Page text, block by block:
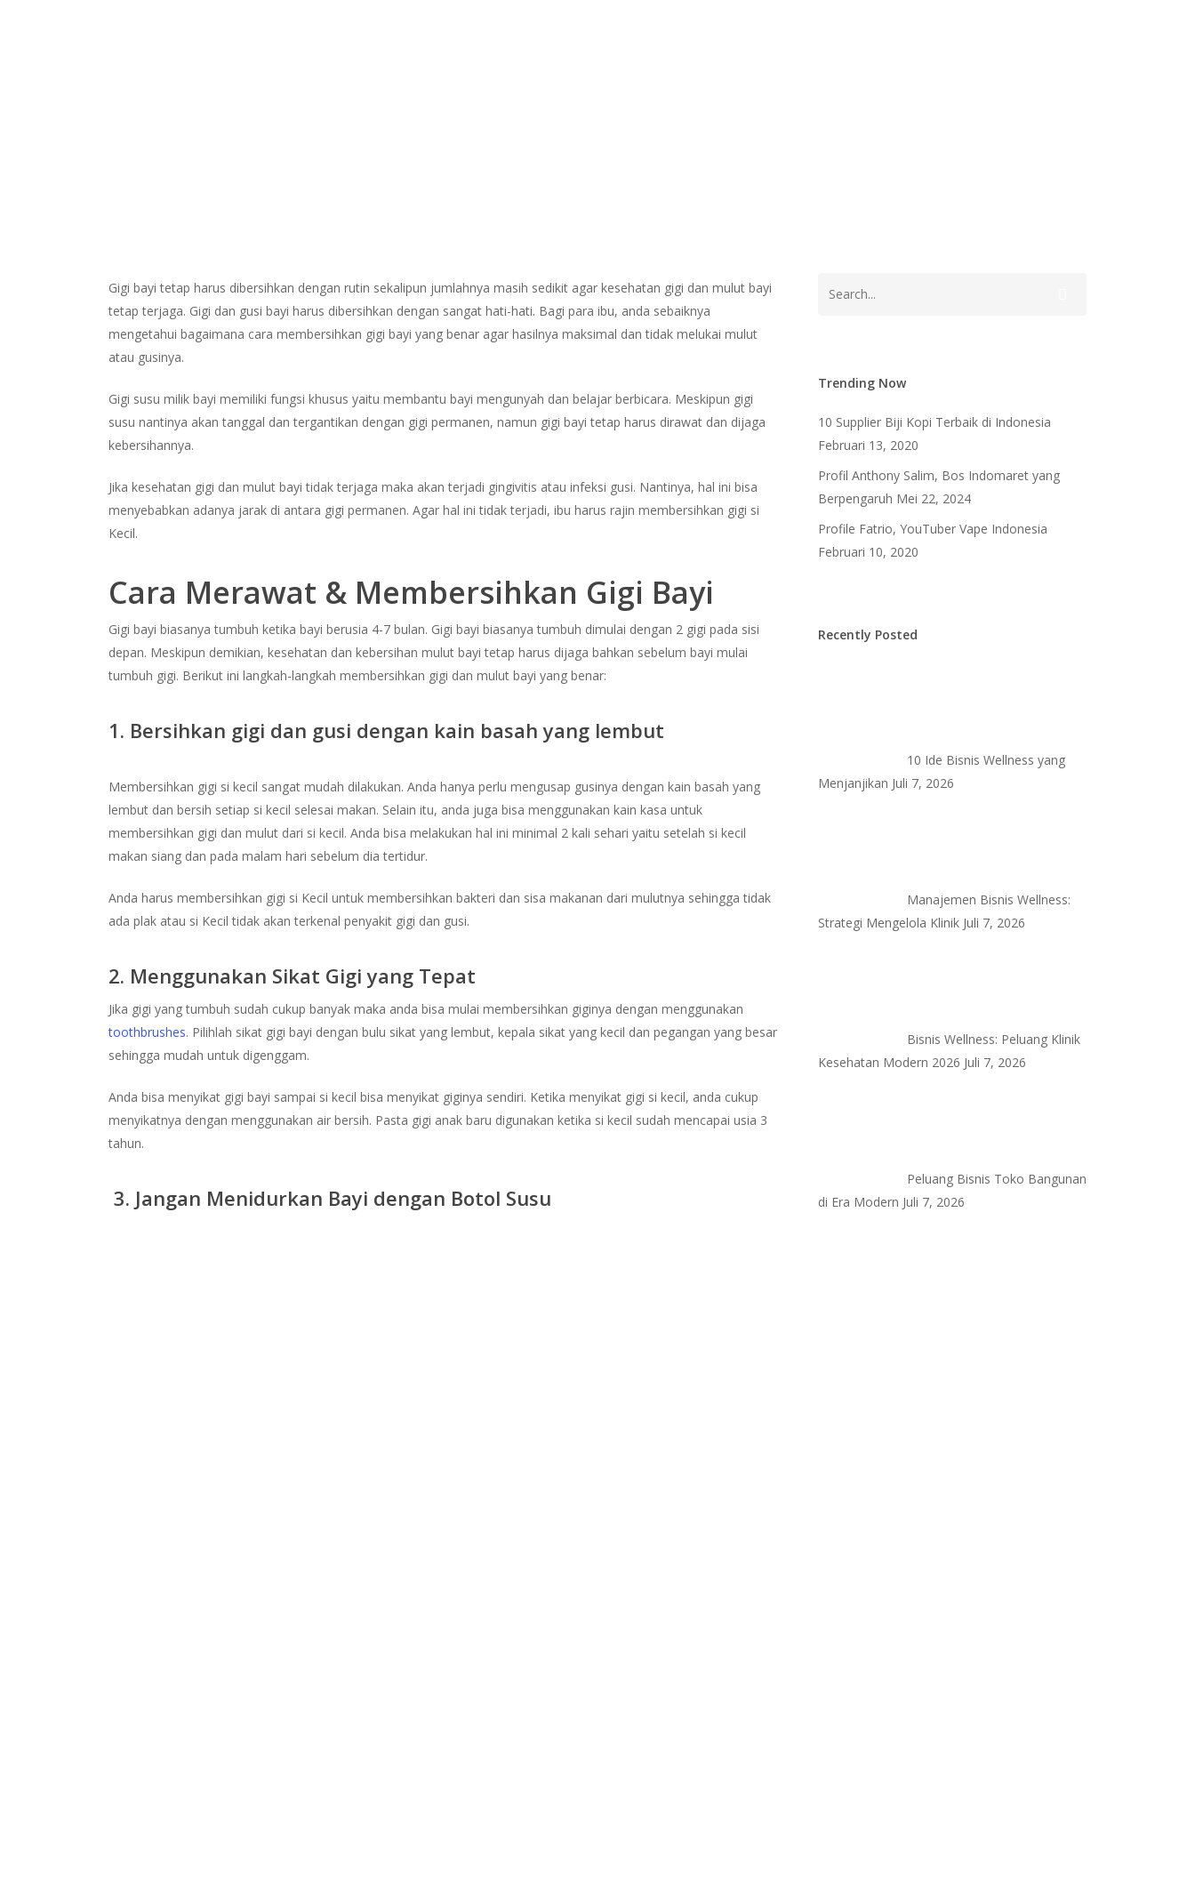
Gigi bayi tetap harus dibersihkan dengan rutin sekalipun jumlahnya masih sedikit agar kesehatan gigi dan mulut bayi
tetap terjaga. Gigi dan gusi bayi harus dibersihkan dengan sangat hati-hati. Bagi para ibu, anda sebaiknya
mengetahui bagaimana cara membersihkan gigi bayi yang benar agar hasilnya maksimal dan tidak melukai mulut
atau gusinya.
Gigi susu milik bayi memiliki fungsi khusus yaitu membantu bayi mengunyah dan belajar berbicara. Meskipun gigi
susu nantinya akan tanggal dan tergantikan dengan gigi permanen, namun gigi bayi tetap harus dirawat dan dijaga
kebersihannya.
Jika kesehatan gigi dan mulut bayi tidak terjaga maka akan terjadi gingivitis atau infeksi gusi. Nantinya, hal ini bisa
menyebabkan adanya jarak di antara gigi permanen. Agar hal ini tidak terjadi, ibu harus rajin membersihkan gigi si
Kecil.
Cara Merawat & Membersihkan Gigi Bayi
Gigi bayi biasanya tumbuh ketika bayi berusia 4-7 bulan. Gigi bayi biasanya tumbuh dimulai dengan 2 gigi pada sisi
depan. Meskipun demikian, kesehatan dan kebersihan mulut bayi tetap harus dijaga bahkan sebelum bayi mulai
tumbuh gigi. Berikut ini langkah-langkah membersihkan gigi dan mulut bayi yang benar:
1. Bersihkan gigi dan gusi dengan kain basah yang lembut
Membersihkan gigi si kecil sangat mudah dilakukan. Anda hanya perlu mengusap gusinya dengan kain basah yang
lembut dan bersih setiap si kecil selesai makan. Selain itu, anda juga bisa menggunakan kain kasa untuk
membersihkan gigi dan mulut dari si kecil. Anda bisa melakukan hal ini minimal 2 kali sehari yaitu setelah si kecil
makan siang dan pada malam hari sebelum dia tertidur.
Anda harus membersihkan gigi si Kecil untuk membersihkan bakteri dan sisa makanan dari mulutnya sehingga tidak
ada plak atau si Kecil tidak akan terkenal penyakit gigi dan gusi.
2. Menggunakan Sikat Gigi yang Tepat
Jika gigi yang tumbuh sudah cukup banyak maka anda bisa mulai membersihkan giginya dengan menggunakan
toothbrushes. Pilihlah sikat gigi bayi dengan bulu sikat yang lembut, kepala sikat yang kecil dan pegangan yang besar
sehingga mudah untuk digenggam.
Anda bisa menyikat gigi bayi sampai si kecil bisa menyikat giginya sendiri. Ketika menyikat gigi si kecil, anda cukup
menyikatnya dengan menggunakan air bersih. Pasta gigi anak baru digunakan ketika si kecil sudah mencapai usia 3
tahun.
3. Jangan Menidurkan Bayi dengan Botol Susu
Trending Now
10 Supplier Biji Kopi Terbaik di Indonesia
Februari 13, 2020
Profil Anthony Salim, Bos Indomaret yang
Berpengaruh Mei 22, 2024
Profile Fatrio, YouTuber Vape Indonesia
Februari 10, 2020
Recently Posted
10 Ide Bisnis Wellness yang
Menjanjikan Juli 7, 2026
Manajemen Bisnis Wellness:
Strategi Mengelola Klinik Juli 7, 2026
Bisnis Wellness: Peluang Klinik
Kesehatan Modern 2026 Juli 7, 2026
Peluang Bisnis Toko Bangunan
di Era Modern Juli 7, 2026